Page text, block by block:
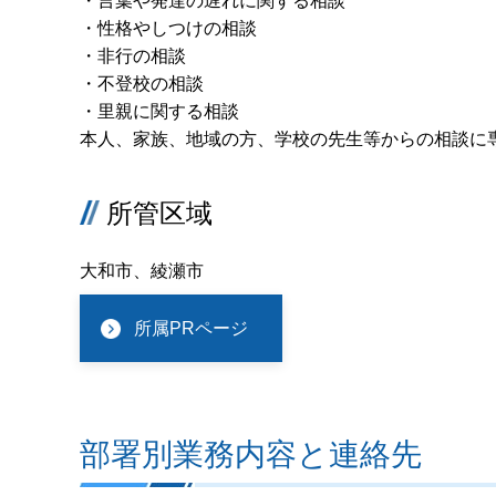
・性格やしつけの相談
・非行の相談
・不登校の相談
・里親に関する相談
本人、家族、地域の方、学校の先生等からの相談に
所管区域
大和市、綾瀬市
所属PRページ
部署別業務内容と連絡先